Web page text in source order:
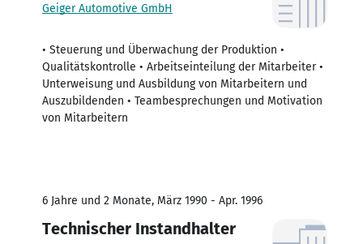
Geiger Automotive GmbH
• Steuerung und Überwachung der Produktion •
Qualitätskontrolle • Arbeitseinteilung der Mitarbeiter •
Unterweisung und Ausbildung von Mitarbeitern und
Auszubildenden • Teambesprechungen und Motivation
von Mitarbeitern
6 Jahre und 2 Monate, März 1990 - Apr. 1996
Technischer Instandhalter